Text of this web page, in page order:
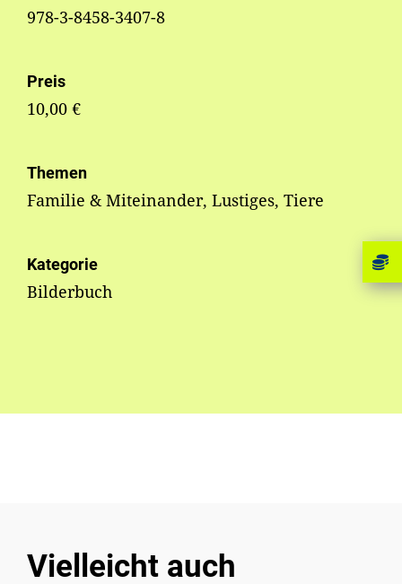
978-3-8458-3407-8
Preis
10,00 €
Themen
Familie & Miteinander, Lustiges, Tiere
Kategorie
Bilderbuch
Vielleicht auch